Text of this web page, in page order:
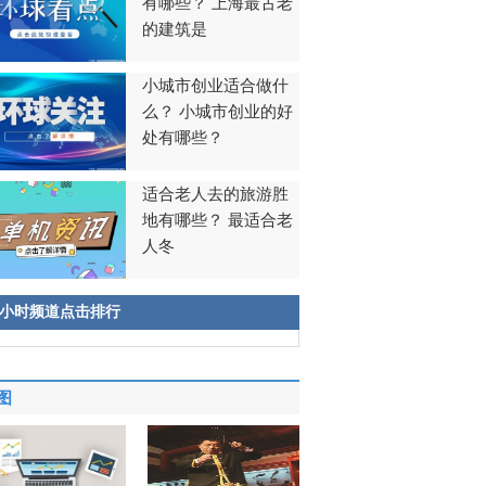
的建筑是
小城市创业适合做什
么？ 小城市创业的好
处有哪些？
适合老人去的旅游胜
地有哪些？ 最适合老
人冬
时频道点击排行